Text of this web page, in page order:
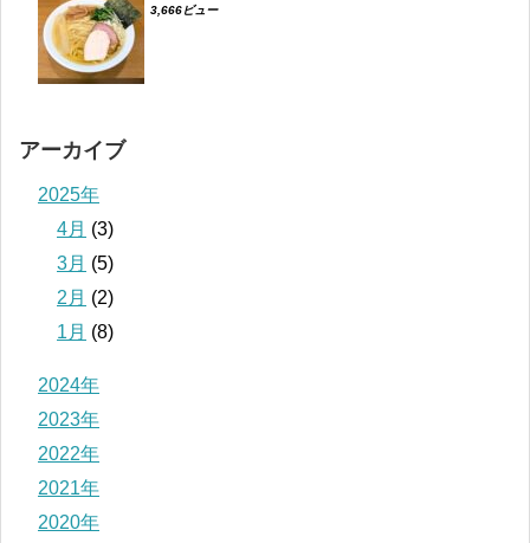
3,666ビュー
アーカイブ
2025年
4月 (3)
3月 (5)
2月 (2)
1月 (8)
2024年
2023年
2022年
2021年
2020年